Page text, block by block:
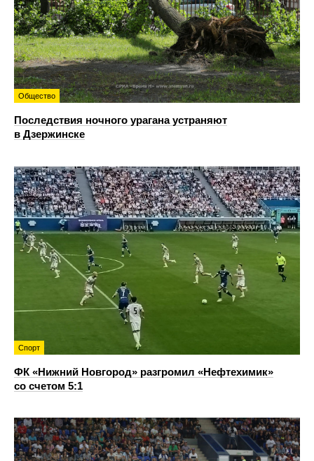
Общество
Последствия ночного урагана устраняют
в Дзержинске
Спорт
ФК «Нижний Новгород» разгромил «Нефтехимик»
со счетом 5:1